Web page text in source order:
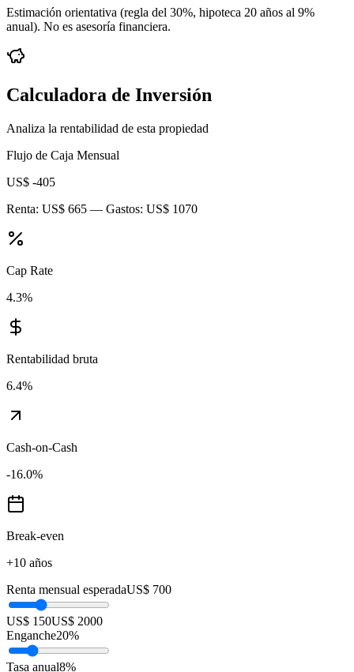
Estimación orientativa (regla del 30%, hipoteca 20 años al 9%
anual). No es asesoría financiera.
Calculadora de Inversión
Analiza la rentabilidad de esta propiedad
Flujo de Caja Mensual
US$ -405
Renta: US$ 665 — Gastos: US$ 1070
Cap Rate
4.3%
Rentabilidad bruta
6.4%
Cash-on-Cash
-16.0%
Break-even
+10 años
Renta mensual esperadaUS$ 700
US$ 150US$ 2000
Enganche20%
Tasa anual8%